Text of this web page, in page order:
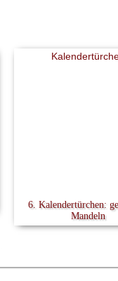
6. Kalendertürchen:
Mandeln